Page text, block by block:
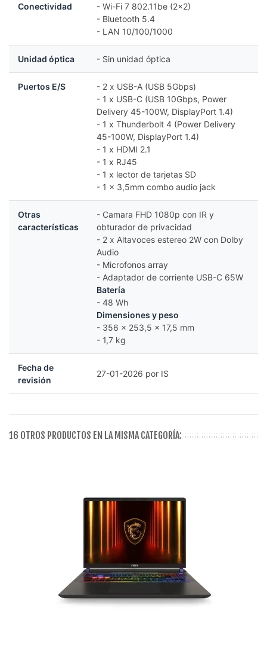
Conectividad
- Wi-Fi 7 802.11be (2x2)
- Bluetooth 5.4
- LAN 10/100/1000
Unidad óptica - Sin unidad óptica
Puertos E/S
- 2 x USB-A (USB 5Gbps)
- 1 x USB-C (USB 10Gbps, Power
Delivery 45-100W, DisplayPort 1.4)
- 1 x Thunderbolt 4 (Power Delivery
45-100W, DisplayPort 1.4)
- 1 x HDMI 2.1
- 1 x RJ45
- 1 x lector de tarjetas SD
- 1 x 3,5mm combo audio jack
Otras
características
- Camara FHD 1080p con IR y
obturador de privacidad
- 2 x Altavoces estereo 2W con Dolby
Audio
- Microfonos array
- Adaptador de corriente USB-C 65W
Batería
- 48 Wh
Dimensiones y peso
- 356 x 253,5 x 17,5 mm
- 1,7 kg
Fecha de
revisión
27-01-2026 por IS
16 OTROS PRODUCTOS EN LA MISMA CATEGORÍA: